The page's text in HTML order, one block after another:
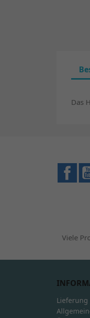
Das
Viele
Lieferung